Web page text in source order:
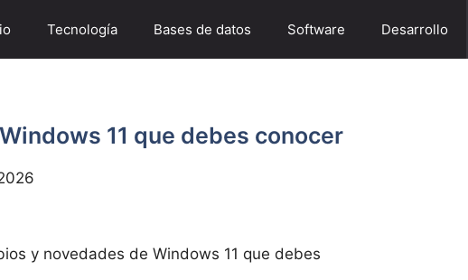
Tecnología Bases de datos Software Desarrollo
11 que debes conocer
y novedades de Windows 11 que debes